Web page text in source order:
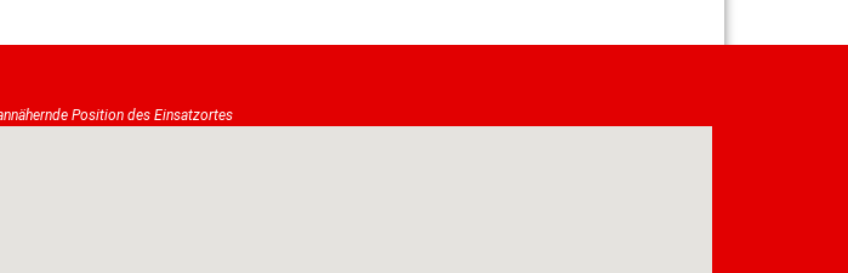
Position des Einsatzortes